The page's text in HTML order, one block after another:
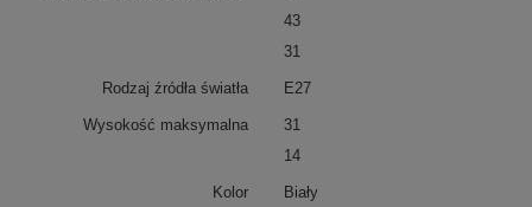
43
31
Rodzaj źródła światła E27
Wysokość maksymalna
31
14
Kolor
Biały